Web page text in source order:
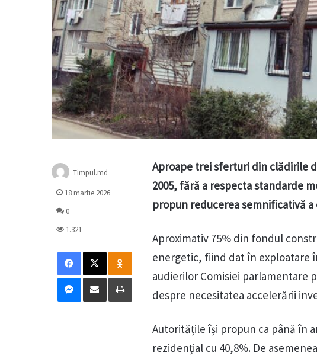
Aproape trei sferturi din clădirile
2005, fără a respecta standarde
propun reducerea semnificativă
Aproximativ 75% din fondul
energetic, fiind dat în exploatare
audierilor Comisiei parlamentare
despre necesitatea accelerării
Autoritățile își propun ca până în
rezidențial cu 40,8%. De
Timpul.md
18 martie 2026
0
1.321
Facebook
X Odnoklassniki
Messenger
Distribuie prin mail Tipărește